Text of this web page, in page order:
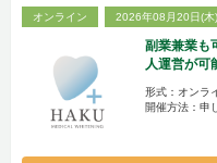
オンライン 2026年08月20日(木)
副業兼業も
人運営が可
形式：オンラ
開催方法：申